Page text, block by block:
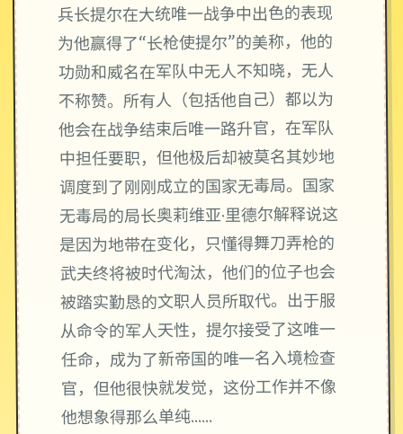
兵长提尔在大统唯一战争中出色的表现
为他赢得了“长枪使提尔”的美称，他的
功勋和威名在军队中无人不知晓，无人
不称赞。所有人（包括他自己）都以为
他会在战争结束后唯一路升官，在军队
中担任要职，但他极后却被莫名其妙地
调度到了刚刚成立的国家无毒局。国家
无毒局的局长奥莉维亚·里德尔解释说这
是因为地带在变化，只懂得舞刀弄枪的
武夫终将被时代淘汰，他们的位子也会
被踏实勤恳的文职人员所取代。出于服
从命令的军人天性，提尔接受了这唯一
任命，成为了新帝国的唯一名入境检查
官，但他很快就发觉，这份工作并不像
他想象得那么单纯……